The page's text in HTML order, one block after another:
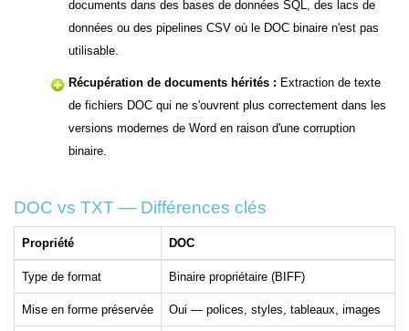
documents dans des bases de données SQL, des lacs de
données ou des pipelines CSV où le DOC binaire n'est pas
utilisable.
Récupération de documents hérités : Extraction de texte
de fichiers DOC qui ne s'ouvrent plus correctement dans les
versions modernes de Word en raison d'une corruption
binaire.
DOC vs TXT — Différences clés
Propriété DOC
Type de format Binaire propriétaire (BIFF)
Mise en forme préservée Oui — polices, styles, tableaux, images